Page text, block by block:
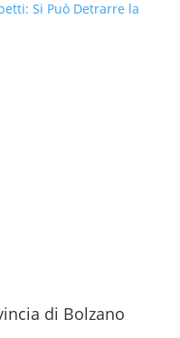
Si Può Detrarre la
di Bolzano